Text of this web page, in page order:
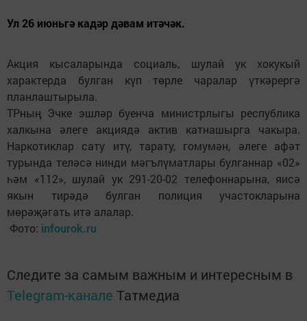
Ул 26 июньгә кадәр дәвам итәчәк.
Акция кысаларында социаль, шулай ук хокукый
характерда булган күп төрле чаралар үткәрергә
планлаштырыла.
ТРның Эчке эшләр буенча министрлыгы республика
халкына әлеге акциядә актив катнашырга чакыра.
Наркотиклар сату итү, тарату, гомумән, әлеге афәт
турында теләсә нинди мәгълүматлары булганнар «02»
һәм «112», шулай ук 291-20-02 телефоннарына, яисә
якын тирәдә булган полиция участокларына
мөрәҗәгать итә алалар.
Фото: infourok.ru
Следите за самым важным и интересным в
Telegram-канале Татмедиа